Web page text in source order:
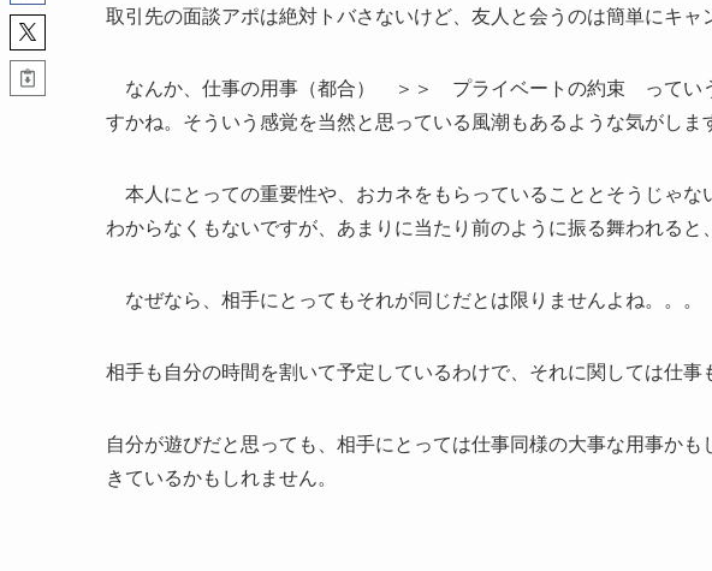
取引先の面談アポは絶対トバさないけど、友人と会うのは簡単にキャ
なんか、仕事の用事（都合） ＞＞ プライベートの約束 ってい
すかね。そういう感覚を当然と思っている風潮もあるような気がしま
本人にとっての重要性や、おカネをもらっていることとそうじゃな
わからなくもないですが、あまりに当たり前のように振る舞われると
なぜなら、相手にとってもそれが同じだとは限りませんよね。。。
相手も自分の時間を割いて予定しているわけで、それに関しては仕事
自分が遊びだと思っても、相手にとっては仕事同様の大事な用事か
きているかもしれません。